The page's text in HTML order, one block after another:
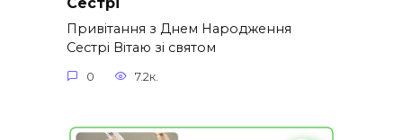
Привітання з Днем Народження
Сестрі Вітаю зі святом
0 7.2к.